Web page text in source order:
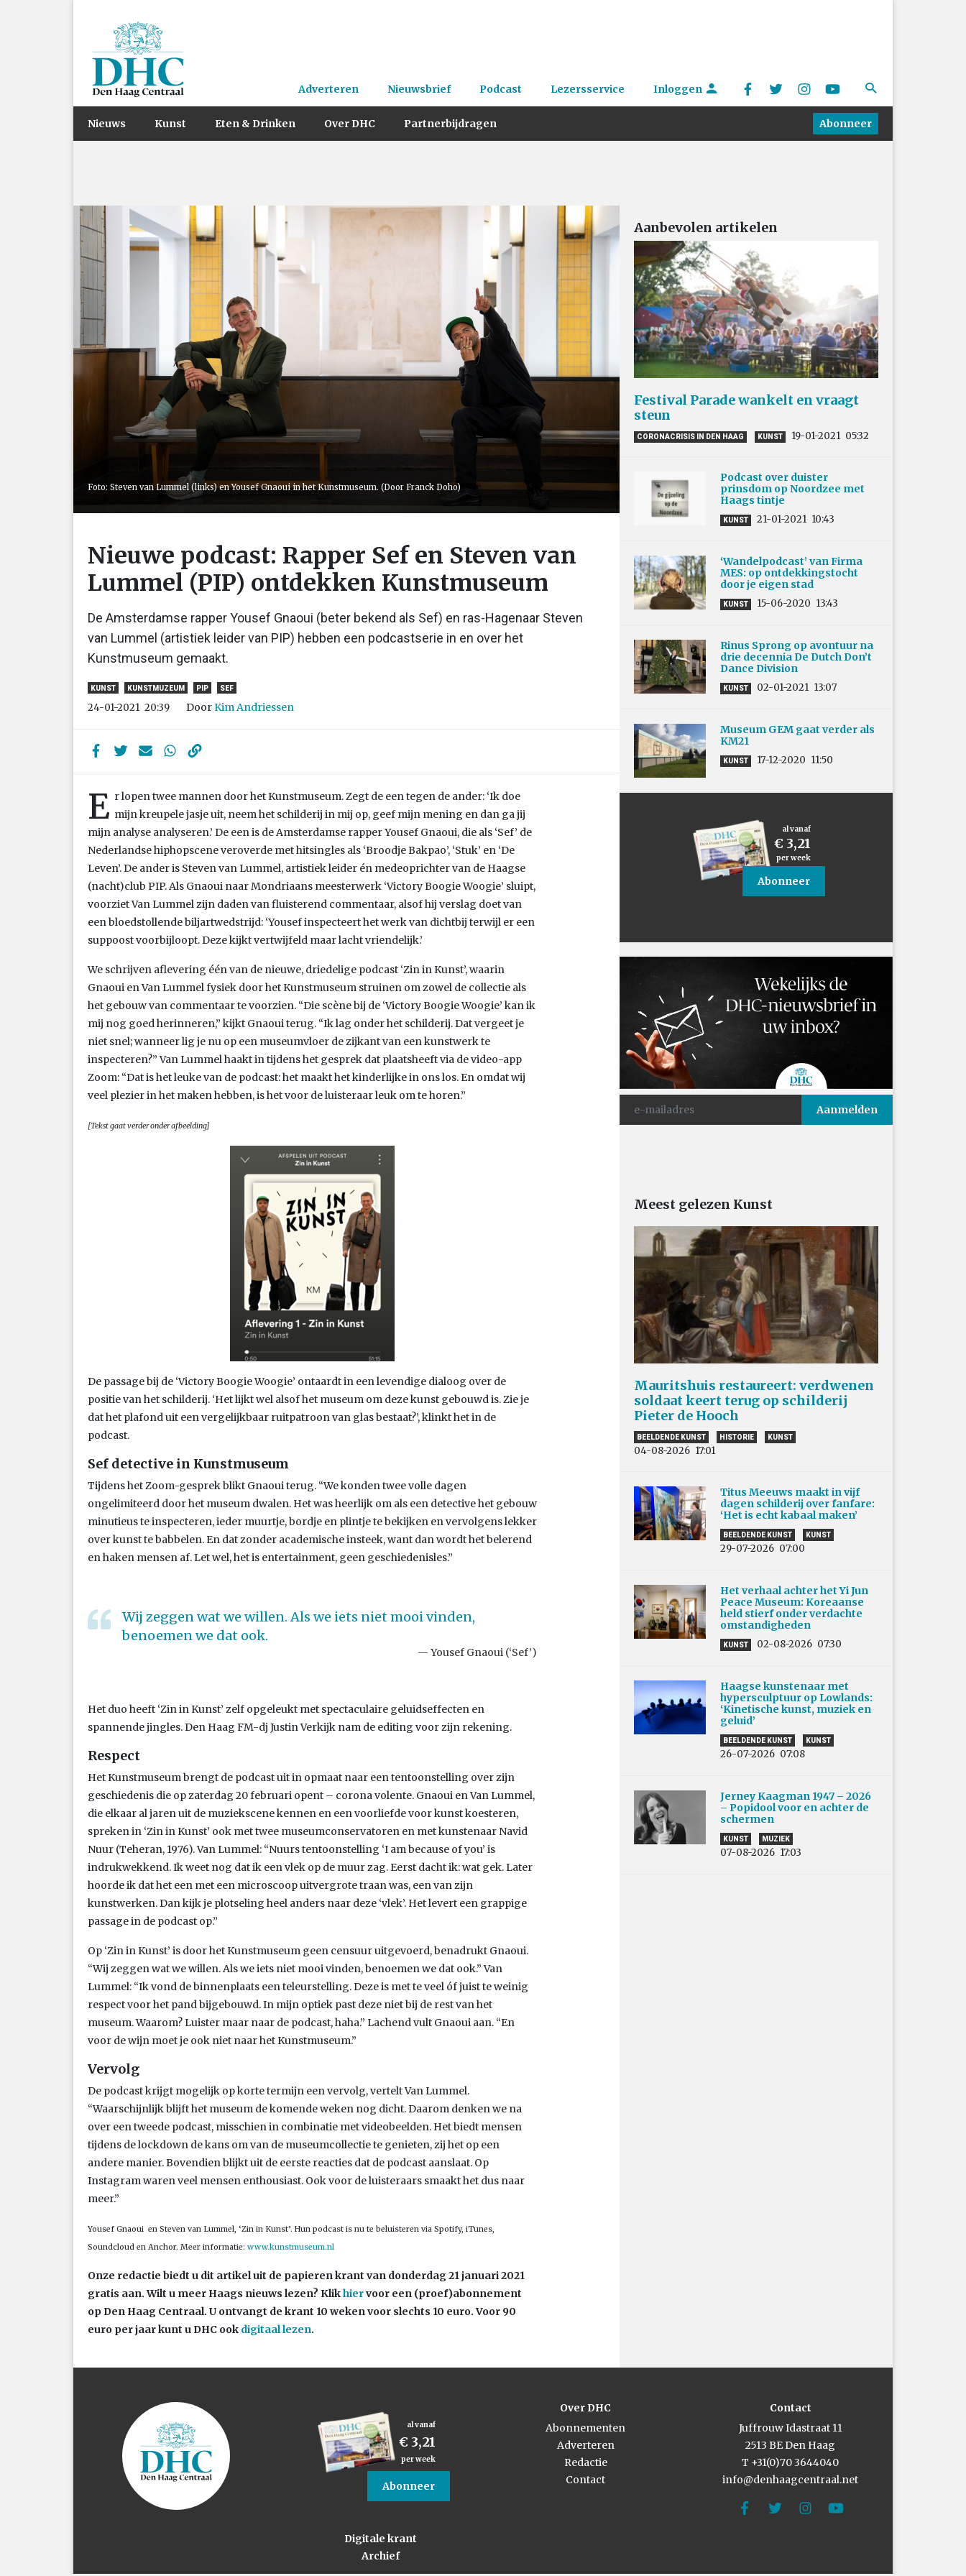
Adverteren Nieuwsbrief Podcast Lezersservice Inloggen
Nieuws Kunst Eten & Drinken Over DHC Partnerbijdragen Abonneer
Foto: Steven van Lummel (links) en Yousef Gnaoui in het Kunstmuseum. (Door Franck Doho)
Nieuwe podcast: Rapper Sef en Steven van
Lummel (PIP) ontdekken Kunstmuseum
De Amsterdamse rapper Yousef Gnaoui (beter bekend als Sef) en ras-Hagenaar Steven
van Lummel (artistiek leider van PIP) hebben een podcastserie in en over het
Kunstmuseum gemaakt.
KUNST KUNSTMUZEUM PIP SEF
24-01-2021 20:39 DoorKim Andriessen
E r lopen twee mannen door het Kunstmuseum. Zegt de een tegen de ander: ‘Ik doe
mijn kreupele jasje uit, neem het schilderij in mij op, geef mijn mening en dan ga jij
mijn analyse analyseren.’ De een is de Amsterdamse rapper Yousef Gnaoui, die als ‘Sef’ de
Nederlandse hiphopscene veroverde met hitsingles als ‘Broodje Bakpao’, ‘Stuk’ en ‘De
Leven’. De ander is Steven van Lummel, artistiek leider én medeoprichter van de Haagse
(nacht)club PIP. Als Gnaoui naar Mondriaans meesterwerk ‘Victory Boogie Woogie’ sluipt,
voorziet Van Lummel zijn daden van fluisterend commentaar, alsof hij verslag doet van
een bloedstollende biljartwedstrijd: ‘Yousef inspecteert het werk van dichtbij terwijl er een
suppoost voorbijloopt. Deze kijkt vertwijfeld maar lacht vriendelijk.’
We schrijven aflevering één van de nieuwe, driedelige podcast ‘Zin in Kunst’, waarin
Gnaoui en Van Lummel fysiek door het Kunstmuseum struinen om zowel de collectie als
het gebouw van commentaar te voorzien. “Die scène bij de ‘Victory Boogie Woogie’ kan ik
mij nog goed herinneren,” kijkt Gnaoui terug. “Ik lag onder het schilderij. Dat vergeet je
niet snel; wanneer lig je nu op een museumvloer de zijkant van een kunstwerk te
inspecteren?” Van Lummel haakt in tijdens het gesprek dat plaatsheeft via de video-app
Zoom: “Dat is het leuke van de podcast: het maakt het kinderlijke in ons los. En omdat wij
veel plezier in het maken hebben, is het voor de luisteraar leuk om te horen.”
[Tekst gaat verder onder afbeelding]
De passage bij de ‘Victory Boogie Woogie’ ontaardt in een levendige dialoog over de
positie van het schilderij. ‘Het lijkt wel alsof het museum om deze kunst gebouwd is. Zie je
dat het plafond uit een vergelijkbaar ruitpatroon van glas bestaat?’, klinkt het in de
podcast.
Sef detective in Kunstmuseum
Tijdens het Zoom-gesprek blikt Gnaoui terug. “We konden twee volle dagen
ongelimiteerd door het museum dwalen. Het was heerlijk om als een detective het gebouw
minutieus te inspecteren, ieder muurtje, bordje en plintje te bekijken en vervolgens lekker
over kunst te babbelen. En dat zonder academische insteek, want dan wordt het belerend
en haken mensen af. Let wel, het is entertainment, geen geschiedenisles.”
Wij zeggen wat we willen. Als we iets niet mooi vinden,
benoemen we dat ook.
Yousef Gnaoui (‘Sef’)
Het duo heeft ‘Zin in Kunst’ zelf opgeleukt met spectaculaire geluidseffecten en
spannende jingles. Den Haag FM-dj Justin Verkijk nam de editing voor zijn rekening.
Respect
Het Kunstmuseum brengt de podcast uit in opmaat naar een tentoonstelling over zijn
geschiedenis die op zaterdag 20 februari opent – corona volente. Gnaoui en Van Lummel,
die elkaar al jaren uit de muziekscene kennen en een voorliefde voor kunst koesteren,
spreken in ‘Zin in Kunst’ ook met twee museumconservatoren en met kunstenaar Navid
Nuur (Teheran, 1976). Van Lummel: “Nuurs tentoonstelling ‘I am because of you’ is
indrukwekkend. Ik weet nog dat ik een vlek op de muur zag. Eerst dacht ik: wat gek. Later
hoorde ik dat het een met een microscoop uitvergrote traan was, een van zijn
kunstwerken. Dan kijk je plotseling heel anders naar deze ‘vlek’. Het levert een grappige
passage in de podcast op.”
Op ‘Zin in Kunst’ is door het Kunstmuseum geen censuur uitgevoerd, benadrukt Gnaoui.
“Wij zeggen wat we willen. Als we iets niet mooi vinden, benoemen we dat ook.” Van
Lummel: “Ik vond de binnenplaats een teleurstelling. Deze is met te veel óf juist te weinig
respect voor het pand bijgebouwd. In mijn optiek past deze niet bij de rest van het
museum. Waarom? Luister maar naar de podcast, haha.” Lachend vult Gnaoui aan. “En
voor de wijn moet je ook niet naar het Kunstmuseum.”
Vervolg
De podcast krijgt mogelijk op korte termijn een vervolg, vertelt Van Lummel.
“Waarschijnlijk blijft het museum de komende weken nog dicht. Daarom denken we na
over een tweede podcast, misschien in combinatie met videobeelden. Het biedt mensen
tijdens de lockdown de kans om van de museumcollectie te genieten, zij het op een
andere manier. Bovendien blijkt uit de eerste reacties dat de podcast aanslaat. Op
Instagram waren veel mensen enthousiast. Ook voor de luisteraars smaakt het dus naar
meer.”
Yousef Gnaoui en Steven van Lummel, ‘Zin in Kunst’. Hun podcast is nu te beluisteren via Spotify, iTunes,
Soundcloud en Anchor. Meer informatie: www.kunstmuseum.nl
Onze redactie biedt u dit artikel uit de papieren krant van donderdag 21 januari 2021
gratis aan. Wilt u meer Haags nieuws lezen? Klikhiervoor een (proef)abonnement
op Den Haag Centraal. U ontvangt de krant 10 weken voor slechts 10 euro. Voor 90
euro per jaar kunt u DHC ook digitaal lezen.
Aanbevolen artikelen
Festival Parade wankelt en vraagt
steun
CORONACRISIS IN DEN HAAG KUNST 19-01-2021 05:32
Podcast over duister
prinsdom op Noordzee met
Haags tintje
KUNST 21-01-2021 10:43
‘Wandelpodcast’ van Firma
MES: op ontdekkingstocht
door je eigen stad
KUNST 15-06-2020 13:43
Rinus Sprong op avontuur na
drie decennia De Dutch Don’t
Dance Division
KUNST 02-01-2021 13:07
Museum GEM gaat verder als
KM21
KUNST 17-12-2020 11:50
al vanaf
€ 3,21
per week
Abonneer
Meest gelezen Kunst
Mauritshuis restaureert: verdwenen
soldaat keert terug op schilderij
Pieter de Hooch
BEELDENDE KUNST HISTORIE KUNST
04-08-2026 17:01
Titus Meeuws maakt in vijf
dagen schilderij over fanfare:
‘Het is echt kabaal maken’
BEELDENDE KUNST KUNST
29-07-2026 07:00
Het verhaal achter het Yi Jun
Peace Museum: Koreaanse
held stierf onder verdachte
omstandigheden
KUNST 02-08-2026 07:30
Haagse kunstenaar met
hypersculptuur op Lowlands:
‘Kinetische kunst, muziek en
geluid’
BEELDENDE KUNST KUNST
26-07-2026 07:08
Jerney Kaagman 1947 – 2026
– Popidool voor en achter de
schermen
KUNST MUZIEK
07-08-2026 17:03
al vanaf
€ 3,21
per week
Abonneer
Digitale krant
Archief
Over DHC
Abonnementen
Adverteren
Redactie
Contact
Contact
Juffrouw Idastraat 11
2513 BE Den Haag
T +31(0)70 3644040
info@denhaagcentraal.net